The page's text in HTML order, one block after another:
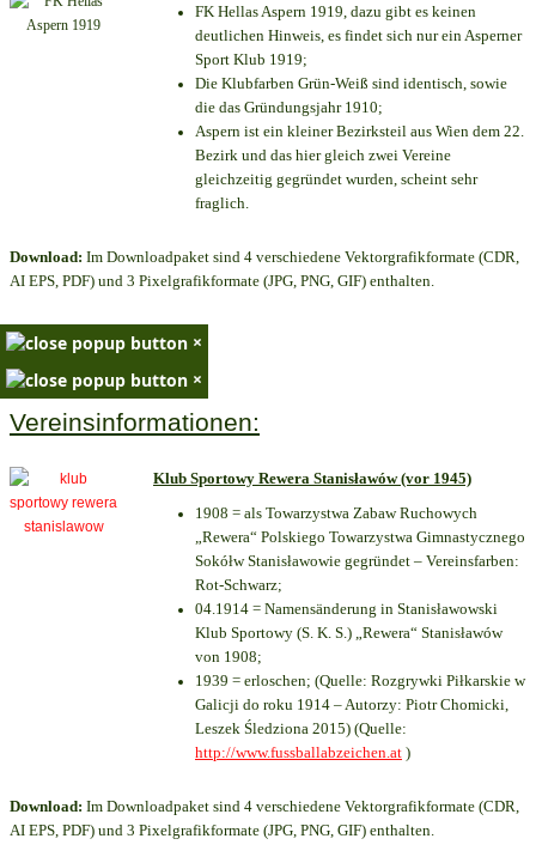
FK Hellas Aspern 1919, dazu gibt es keinen
deutlichen Hinweis, es findet sich nur ein Asperner
Sport Klub 1919;
Die Klubfarben Grün-Weiß sind identisch, sowie
die das Gründungsjahr 1910;
Aspern ist ein kleiner Bezirksteil aus Wien dem 22.
Bezirk und das hier gleich zwei Vereine
gleichzeitig gegründet wurden, scheint sehr
fraglich.
Download: Im Downloadpaket sind 4 verschiedene Vektorgrafikformate (CDR,
AI EPS, PDF) und 3 Pixelgrafikformate (JPG, PNG, GIF) enthalten.
×
×
Vereinsinformationen:
Klub Sportowy Rewera Stanisławów (vor 1945)
1908 = als Towarzystwa Zabaw Ruchowych
„Rewera“ Polskiego Towarzystwa Gimnastycznego
Sokółw Stanisławowie gegründet – Vereinsfarben:
Rot-Schwarz;
04.1914 = Namensänderung in Stanisławowski
Klub Sportowy (S. K. S.) „Rewera“ Stanisławów
von 1908;
1939 = erloschen; (Quelle: Rozgrywki Piłkarskie w
Galicji do roku 1914 – Autorzy: Piotr Chomicki,
Leszek Śledziona 2015) (Quelle:
http://www.fussballabzeichen.at )
Download: Im Downloadpaket sind 4 verschiedene Vektorgrafikformate (CDR,
AI EPS, PDF) und 3 Pixelgrafikformate (JPG, PNG, GIF) enthalten.